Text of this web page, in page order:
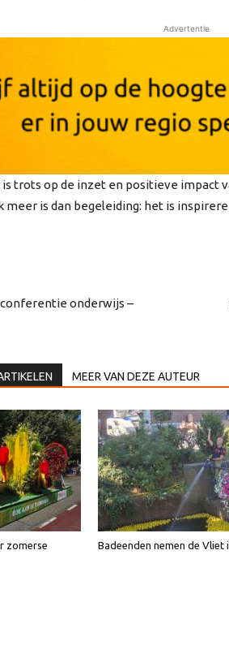
Advertentie
trots op de inzet en positieve impact
meer is dan begeleiding: het is
onderwijs –
MEER VAN DEZE AUTEUR
zomerse
Badeenden nemen de Vliet